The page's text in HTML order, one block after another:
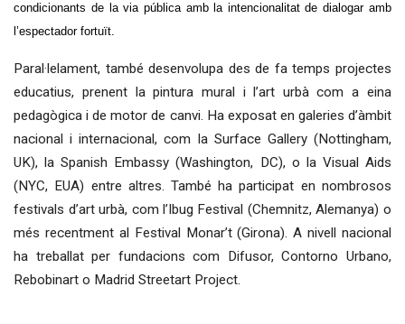
condicionants de la via pública amb la intencionalitat de dialogar amb
l’espectador fortuït.
Paral·lelament, també desenvolupa des de fa temps projectes
educatius, prenent la pintura mural i l’art urbà com a eina
pedagògica i de motor de canvi. Ha exposat en galeries d’àmbit
nacional i internacional, com la Surface Gallery (Nottingham,
UK), la Spanish Embassy (Washington, DC), o la Visual Aids
(NYC, EUA) entre altres. També ha participat en nombrosos
festivals d’art urbà, com l’Ibug Festival (Chemnitz, Alemanya) o
més recentment al Festival Monar’t (Girona). A nivell nacional
ha treballat per fundacions com Difusor, Contorno Urbano,
Rebobinart o Madrid Streetart Project.